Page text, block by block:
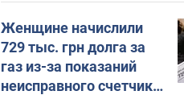
Женщине начислили
729 тыс. грн долга за
газ из-за показаний
неисправного счетчика: